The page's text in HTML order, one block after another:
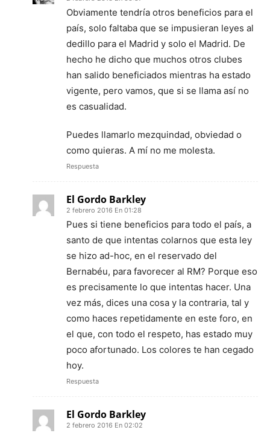
Obviamente tendría otros beneficios para el
país, solo faltaba que se impusieran leyes al
dedillo para el Madrid y solo el Madrid. De
hecho he dicho que muchos otros clubes
han salido beneficiados mientras ha estado
vigente, pero vamos, que si se llama así no
es casualidad.
Puedes llamarlo mezquindad, obviedad o
como quieras. A mí no me molesta.
Respuesta
El Gordo Barkley
2 febrero 2016 En 01:28
Pues si tiene beneficios para todo el país, a
santo de que intentas colarnos que esta ley
se hizo ad-hoc, en el reservado del
Bernabéu, para favorecer al RM? Porque eso
es precisamente lo que intentas hacer. Una
vez más, dices una cosa y la contraria, tal y
como haces repetidamente en este foro, en
el que, con todo el respeto, has estado muy
poco afortunado. Los colores te han cegado
hoy.
Respuesta
El Gordo Barkley
2 febrero 2016 En 02:02